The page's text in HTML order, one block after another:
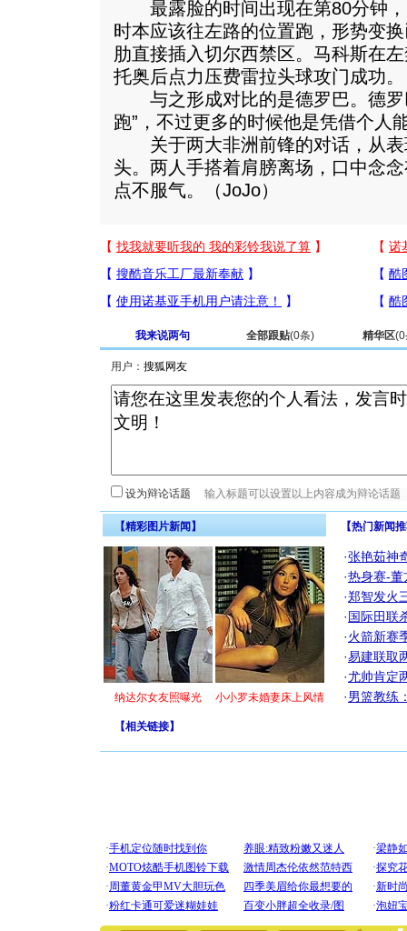
最露脸的时间出现在第80分钟，
时本应该往左路的位置跑，形势变
肋直接插入切尔西禁区。马科斯在
托奥后点力压费雷拉头球攻门成功。
与之形成对比的是德罗巴。德罗
跑”，不过更多的时候他是凭借个人
关于两大非洲前锋的对话，从表
头。两人手搭着肩膀离场，口中念
点不服气。（JoJo）
我来说两句 全部跟贴(0条) 精华区(0
用户：
设为辩论话题
【精彩图片新闻】
纳达尔女友照曝光 小小罗未婚妻床上风情
【热门新闻
·张艳茹神
·热身赛-董
·郑智发火
·国际田联
·火箭新赛
·易建联取
·尤帅肯定
·男篮教练
【相关链接】
[圣诞节]
你太多，